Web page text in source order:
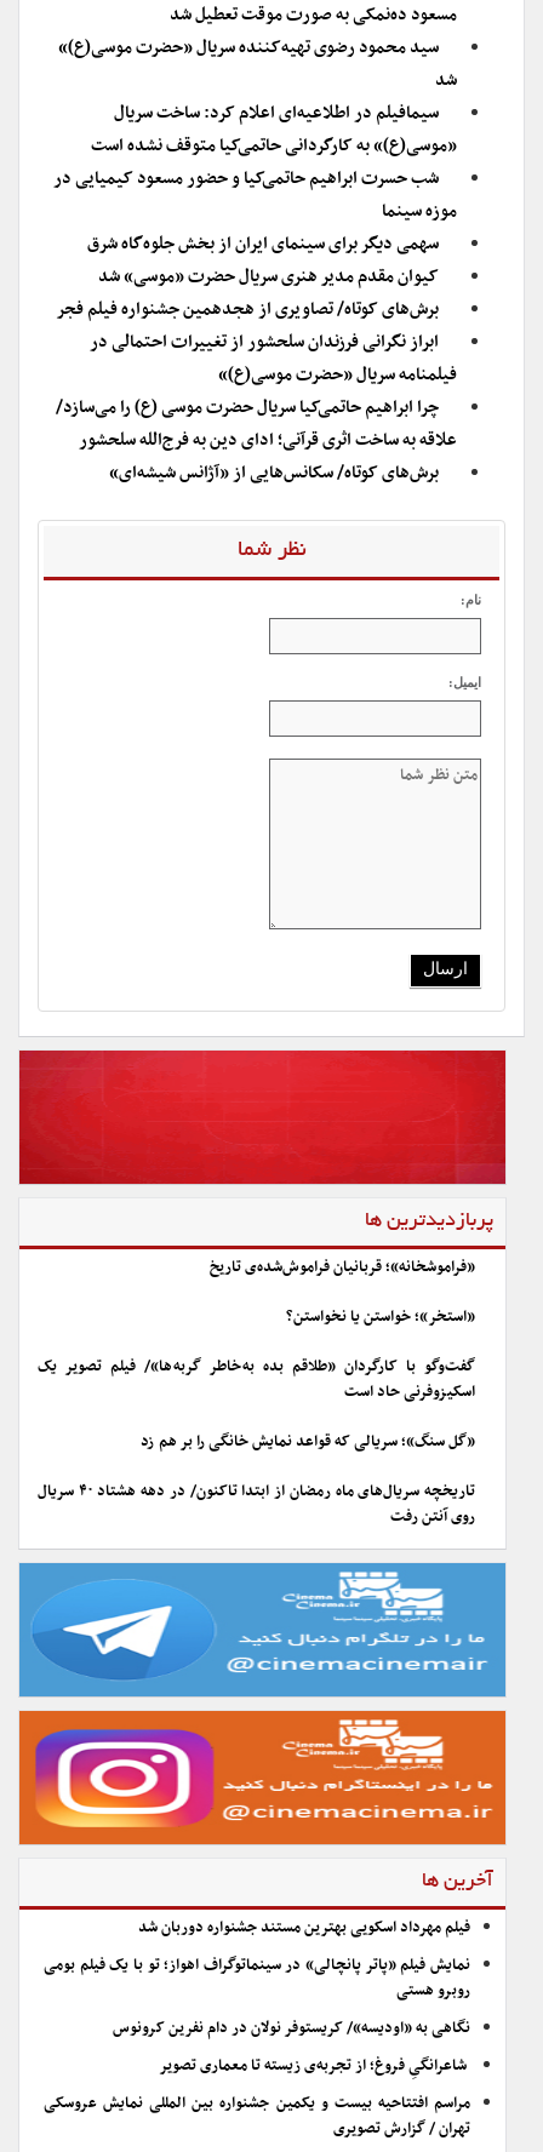
مسعود ده‌نمکی به صورت موقت تعطیل شد
سید محمود رضوی تهیه‌کننده سریال «حضرت موسی(ع)»
شد
سیمافیلم در اطلاعیه‌ای اعلام کرد: ساخت سریال
«موسی(ع)» به کارگردانی حاتمی‌کیا متوقف نشده است
شب حسرت ابراهیم حاتمی‌کیا و حضور مسعود کیمیایی در
موزه سینما
سهمی دیگر برای سینمای ایران از بخش جلوه‌گاه شرق
کیوان مقدم مدیر هنری سریال حضرت «موسی» شد
برش‌های کوتاه/ تصاویری از هجدهمین جشنواره فیلم فجر
ابراز نگرانی فرزندان سلحشور از تغییرات احتمالی در
فیلمنامه سریال «حضرت موسی(ع)»
چرا ابراهیم حاتمی‌کیا سریال حضرت موسی (ع) را می‌سازد/
علاقه به ساخت اثری قرآنی‌‌؛ ادای دین به فرج‌الله سلحشور
برش‌های کوتاه/ سکانس‌هایی از «آژانس شیشه‌ای»
نظر شما
نام:
ایمیل:
پربازدیدترین ها
«فراموشخانه»؛ قربانیان فراموش‌شده‌ی تاریخ
«استخر»؛ خواستن یا نخواستن؟
گفت‌وگو با کارگردان «طلاقم بده به خاطر گربه ها»/ فیلم تصویر یک
اسکیزوفرنی حاد است
«گل سنگ»؛ سریالی که قواعد نمایش خانگی را بر هم زد
تاریخچه سریال‌های ماه رمضان از ابتدا تاکنون/ در دهه هشتاد ۴۰ سریال
روی آنتن رفت
آخرین ها
فیلم مهرداد اسکویی بهترین مستند جشنواره دوربان شد
نمایش فیلم «پاتر پانچالی» در سینماتوگراف اهواز؛ تو با یک فیلم بومی
روبرو هستی
نگاهی به «اودیسه»/ کریستوفر نولان در دام نفرین کرونوس
شاعرانگیِ فروغ؛ از تجربه‌ی زیسته تا معماری تصویر
مراسم افتتاحیه بیست و یکمین جشنواره بین المللی نمایش عروسکی
تهران / گزارش تصویری